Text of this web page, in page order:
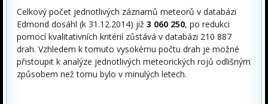
Celkový počet jednotlivých záznamů meteorů v databázi
Edmond dosáhl (k 31.12.2014) již 3 060 250, po redukci
pomocí kvalitativních kritérií zůstává v databázi 210 887
drah. Vzhledem k tomuto vysokému počtu drah je možné
přistoupit k analýze jednotlivých meteorických rojů odlišným
způsobem než tomu bylo v minulých letech.